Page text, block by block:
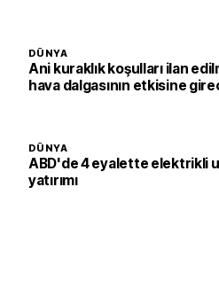
DÜNYA
Ani kuraklık koşulları ilan
hava dalgasının etkisine
DÜNYA
ABD'de 4 eyalette elektrikli
yatırımı